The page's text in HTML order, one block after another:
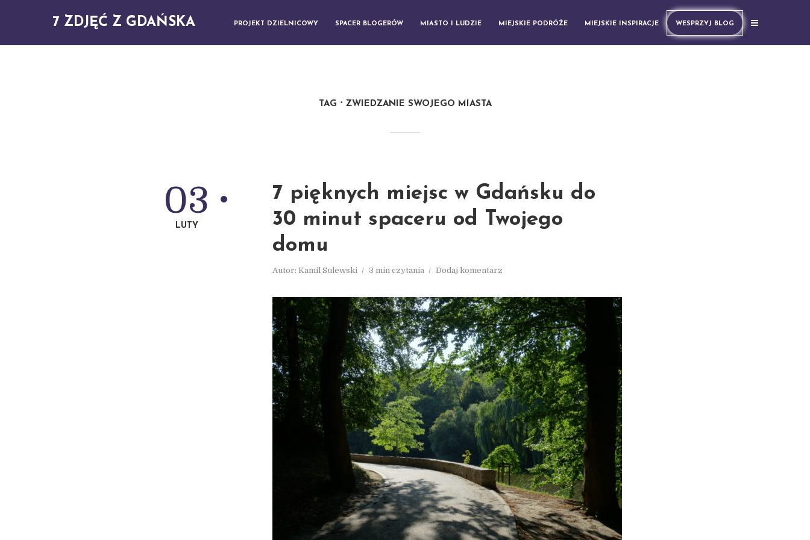
7 ZDJĘĆ Z GDAŃSKA PROJEKT DZIELNICOWY SPACER BLOGERÓW MIASTO I LUDZIE MIEJSKIE PODRÓŻE MIEJSKIE INSPIRACJE WESPRZYJ BLOG
TAG ZWIEDZANIE SWOJEGO MIASTA
7 pięknych miejsc w Gdańsku do
30 minut spaceru od Twojego
domu
Autor: Kamil Sulewski 3 min czytania Dodaj komentarz
03
LUTY